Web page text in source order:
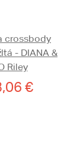
crossbody
- DIANA &
Riley
€